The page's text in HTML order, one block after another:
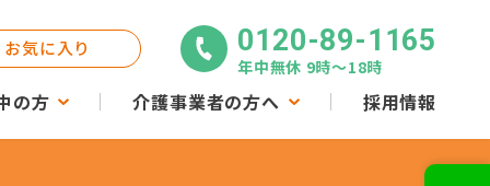
の方 介護事業者の方へ 採用情報
お気に入り 0120-89-1165
年中無休 9時〜18時